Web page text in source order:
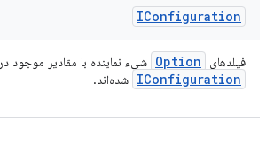
IConfiguration
فیلدهای Option شیء نماینده با مقادیر موجود در args
IConfiguration شده‌اند.